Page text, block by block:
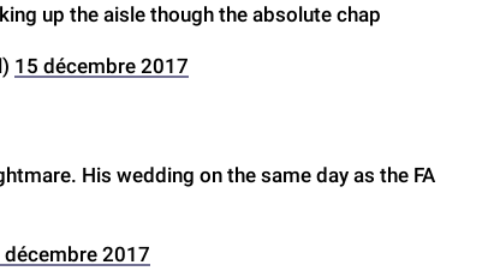
up the aisle though the absolute chap
15 décembre 2017
His wedding on the same day as the FA
décembre 2017